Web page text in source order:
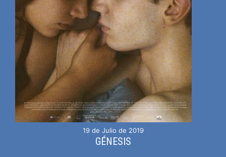
19 de Julio de 2019
GÉNESIS